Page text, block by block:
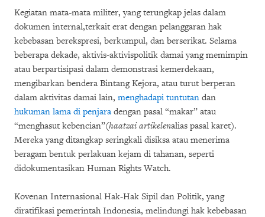
Kegiatan mata-mata militer, yang terungkap jelas dalam
dokumen internal,terkait erat dengan pelanggaran hak
kebebasan berekspresi, berkumpul, dan berserikat. Selama
beberapa dekade, aktivis-aktivispolitik damai yang memimpin
atau berpartisipasi dalam demonstrasi kemerdekaan,
mengibarkan bendera Bintang Kejora, atau turut berperan
dalam aktivitas damai lain, menghadapi tuntutan dan
hukuman lama di penjara dengan pasal “makar” atau
“menghasut kebencian”(haatzai artikelenalias pasal karet).
Mereka yang ditangkap seringkali disiksa atau menerima
beragam bentuk perlakuan kejam di tahanan, seperti
didokumentasikan Human Rights Watch.
Kovenan Internasional Hak-Hak Sipil dan Politik, yang
diratifikasi pemerintah Indonesia, melindungi hak kebebasan